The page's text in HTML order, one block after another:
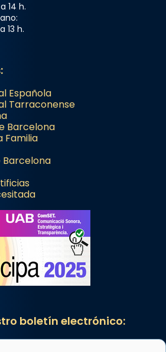
14 h.
13 h.
Española
Tarraconense
Barcelona
Familia
Barcelona
boletín electrónico: